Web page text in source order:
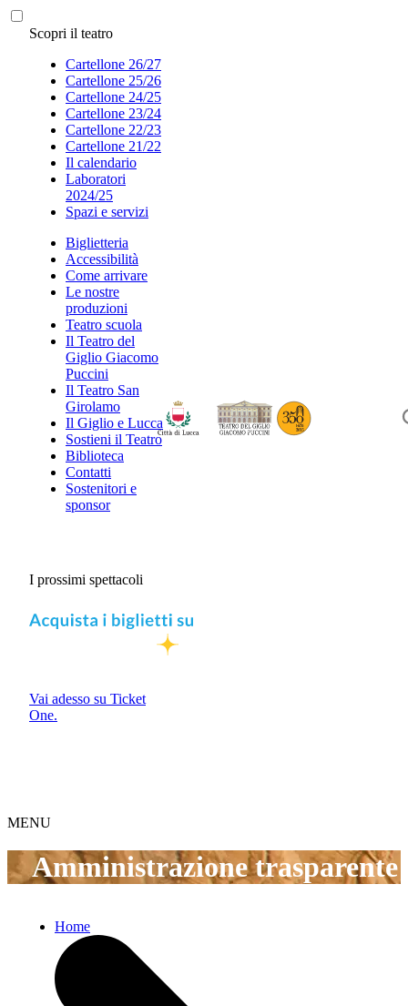
Scopri il teatro
Cartellone 26/27
Cartellone 25/26
Cartellone 24/25
Cartellone 23/24
Cartellone 22/23
Cartellone 21/22
Il calendario
Laboratori
2024/25
Spazi e servizi
Biglietteria
Accessibilità
Come arrivare
Le nostre
produzioni
Teatro scuola
Il Teatro del
Giglio Giacomo
Puccini
Il Teatro San
Girolamo
Il Giglio e Lucca
Sostieni il Teatro
Biblioteca
Contatti
Sostenitori e
sponsor
I prossimi spettacoli
Vai adesso su Ticket
One.
MENU
Amministrazione trasparente
Home